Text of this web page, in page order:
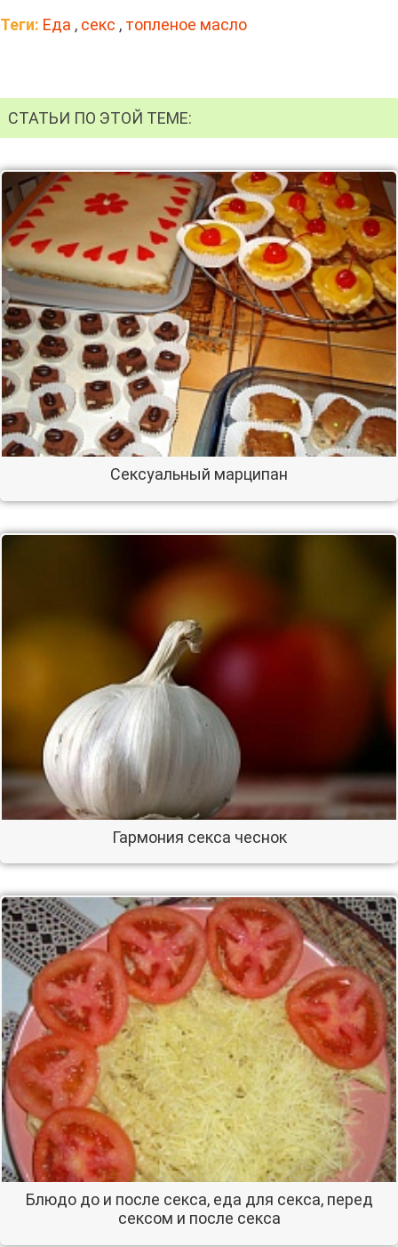
Теги: Еда , секс , топленое масло
СТАТЬИ ПО ЭТОЙ ТЕМЕ:
Сексуальный марципан
Гармония секса чеснок
Блюдо до и после секса, еда для секса, перед
сексом и после секса